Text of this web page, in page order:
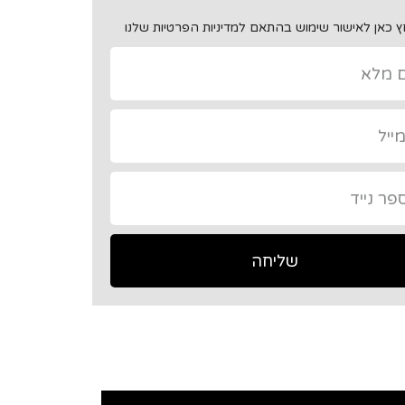
כאן לאישור שימוש בהתאם למדיניות הפרטיות שלנו
שליחה